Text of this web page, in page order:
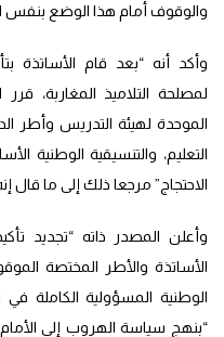
والوقوف أمام هذا الوضع بنفس
وأكد أنه “بعد قام الأساتذة
لمصلحة التلاميذ المغاربة،
الموحدة لهيئة التدريس وأطر
التعليم، والتنسيقية الوطنية
الاحتجاج” مرجعا ذلك إلى ما قال
وأعلن المصدر ذاته “تجديد
الأساتذة والأطر المختصة
الوطنية المسؤولية الكاملة في
“بنهج سياسة الهروب إلى